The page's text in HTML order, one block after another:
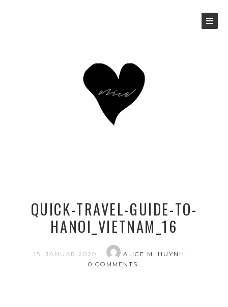
QUICK-TRAVEL-GUIDE-TO-
HANOI_VIETNAM_16
15. JANUAR 2020
ALICE M. HUYNH
0 COMMENTS